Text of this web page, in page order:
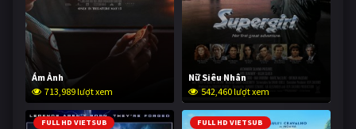
Ám Ảnh
713,989 lượt xem
Nữ Siêu Nhân
542,460 lượt xem
FULL HD VIETSUB FULL HD VIETSUB